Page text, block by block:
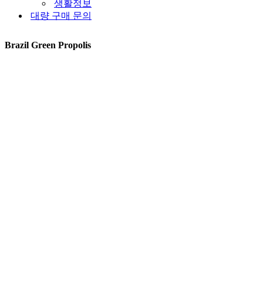
생활정보
대량 구매 문의
Brazil Green Propolis